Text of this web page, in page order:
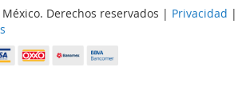
Derechos reservados | Privacidad |